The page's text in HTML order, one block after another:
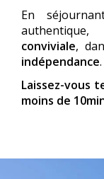
En
conviviale,
indépendance.
Laissez-vous
moins de